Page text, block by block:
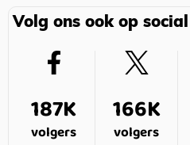
Volg ons ook op social
187K
volgers
166K
volgers